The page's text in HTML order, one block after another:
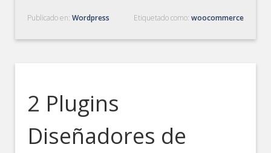
Publicado en:Wordpress Etiquetado como: woocommerce
2 Plugins
Diseñadores de